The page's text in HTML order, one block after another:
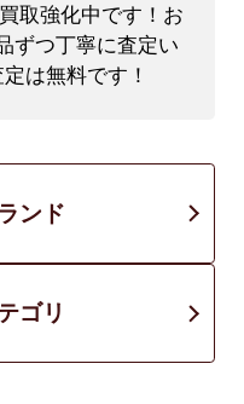
取強化中です！ お
ずつ丁寧に査定い
は無料です！
ンド
ゴリ